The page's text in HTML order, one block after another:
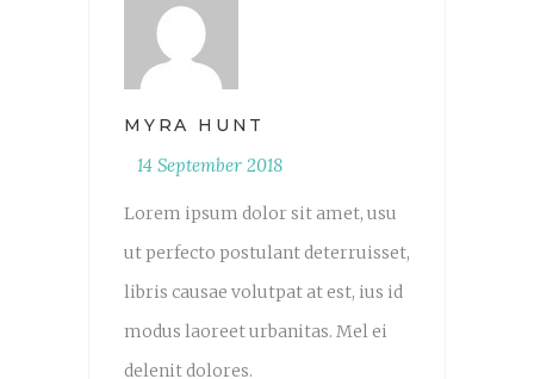
MYRA HUNT
14 September 2018
Lorem ipsum dolor sit amet, usu
ut perfecto postulant deterruisset,
libris causae volutpat at est, ius id
modus laoreet urbanitas. Mel ei
delenit dolores.